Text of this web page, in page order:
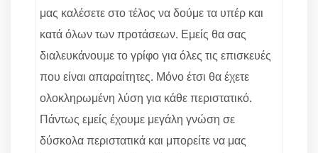
μας καλέσετε στο τέλος να δούμε τα υπέρ και
κατά όλων των προτάσεων. Εμείς θα σας
διαλευκάνουμε το γρίφο για όλες τις επισκευές
που είναι απαραίτητες. Μόνο έτσι θα έχετε
ολοκληρωμένη λύση για κάθε περιστατικό.
Πάντως εμείς έχουμε μεγάλη γνώση σε
δύσκολα περιστατικά και μπορείτε να μας